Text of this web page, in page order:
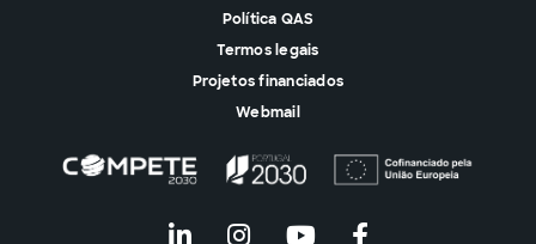
Política QAS
Termos legais
Projetos financiados
Webmail